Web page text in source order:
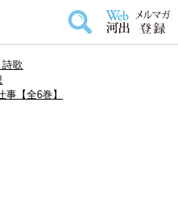
歌
【全6巻】